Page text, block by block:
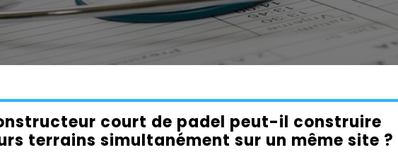
court de padel peut-il construire
terrains simultanément sur un même site ?